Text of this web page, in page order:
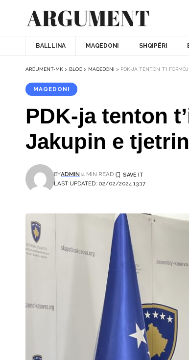
BALLLINA MAQEDONI SHQIPËRI
ARGUMENT-MK > BLOG > MAQEDONI > PDK-JA TENTON T’I
MAQEDONI
PDK-ja tenton
Jakupin e
LAST UPDATED: 02/02/2024 13:17
BYADMIN 4 MIN READ